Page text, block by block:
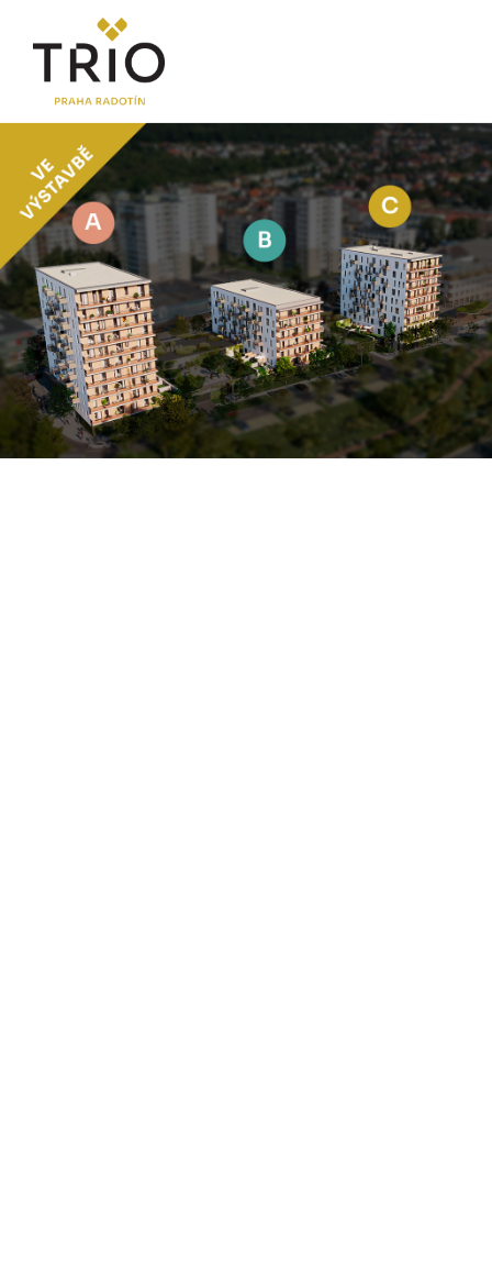
O PROJEKTU
Proč TRIO Radotín
FAQ sekce
Novinky
Postup koupě a financování
LOKALITA
CENÍK
Byty